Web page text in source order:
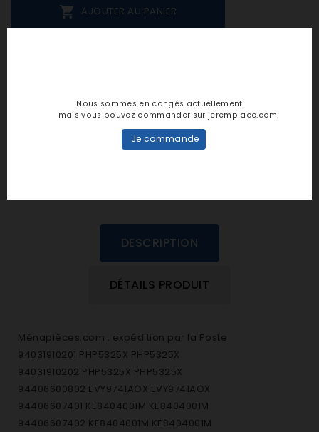
 AJOUTER AU PANIER
personne n'a encore posté d'avis
DESCRIPTION
DÉTAILS PRODUIT
Ménapièces.com , expédition par la Poste
94031910201 PHP5325X PHP5325X
94031910202 PHP5325X PHP5325X
94406600802 EVY9741AOX EVY9741AOX
94406607401 KE8404001M KE8404001M
94406607402 KE8404001M KE8404001M
Nous sommes en congés actuellement
mais vous pouvez commander sur jeremplace.com
Je commande